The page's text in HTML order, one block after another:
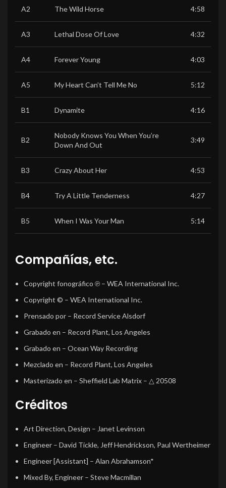
A2 The Wild Horse 4:58
A3 Lethal Dose Of Love 4:32
A4 Forever Young 4:03
A5 My Heart Can’t Tell Me No 5:12
B1 Dynamite 4:16
B2
Nobody Knows You When You’re
Down And Out
3:49
B3 Crazy About Her 4:53
B4 Try A Little Tenderness 4:27
B5 When I Was Your Man 5:14
Compañías, etc.
Copyright fonográfico ℗ – WEA International Inc.
Copyright © – WEA International Inc.
Prensado por – Record Service Alsdorf
Grabado en – Record Plant, Los Angeles
Grabado en – Ocean Way Recording
Mezclado en – Record Plant, Los Angeles
Masterizado en – Sheffield Lab Matrix – △ 20508
Créditos
Art Direction, Design – Janet Levinson
Engineer – David Tickle, Jeff Hendrickson, Paul Wertheimer
Engineer [Assistant] – Alan Abrahamson*
Mixed By, Engineer – Steve Macmillan